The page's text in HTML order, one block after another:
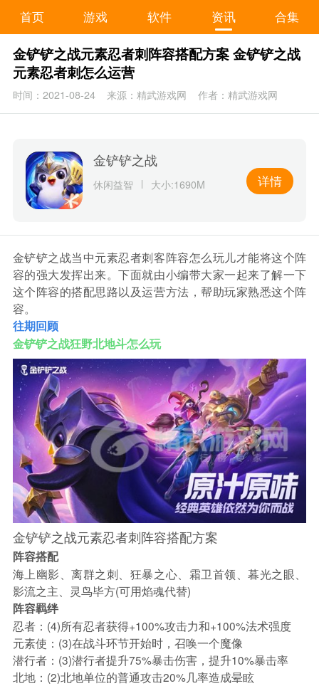
首页 游戏 软件 资讯 合集
金铲铲之战元素忍者刺阵容搭配方案 金铲铲之战
元素忍者刺怎么运营
时间：2021-08-24 来源：精武游戏网 作者：精武游戏网
金铲铲之战
休闲益智 大小:1690M 详情
金铲铲之战当中元素忍者刺客阵容怎么玩儿才能将这个阵
容的强大发挥出来。下面就由小编带大家一起来了解一下
这个阵容的搭配思路以及运营方法，帮助玩家熟悉这个阵
容。
往期回顾
金铲铲之战狂野北地斗怎么玩
金铲铲之战元素忍者刺阵容搭配方案
阵容搭配
海上幽影、离群之刺、狂暴之心、霜卫首领、暮光之眼、
影流之主、灵鸟毕方(可用焰魂代替)
阵容羁绊
忍者：(4)所有忍者获得+100%攻击力和+100%法术强度
元素使：(3)在战斗环节开始时，召唤一个魔像
潜行者：(3)潜行者提升75%暴击伤害，提升10%暴击率
北地：(2)北地单位的普通攻击20%几率造成晕眩